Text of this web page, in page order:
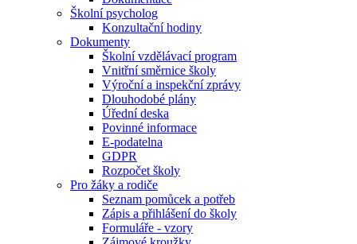
Školní psycholog
Konzultační hodiny
Dokumenty
Školní vzdělávací program
Vnitřní směrnice školy
Výroční a inspekční zprávy
Dlouhodobé plány
Úřední deska
Povinné informace
E-podatelna
GDPR
Rozpočet školy
Pro žáky a rodiče
Seznam pomůcek a potřeb
Zápis a přihlášení do školy
Formuláře - vzory